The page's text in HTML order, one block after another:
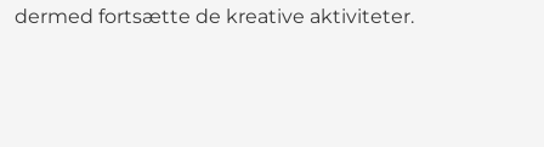
dermed fortsætte de kreative aktiviteter.